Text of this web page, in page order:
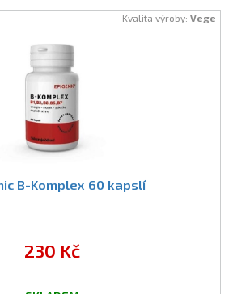
Kvalita výroby: Vege
B-Komplex 60 kapslí
230 Kč